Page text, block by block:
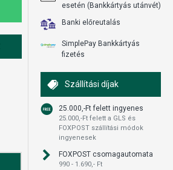
esetén (Bankkártyás utánvét)
Banki előreutalás
SimplePay Bankkártyás
fizetés
Szállítási díjak
25.000,-Ft felett ingyenes
25.000,-Ft felett a GLS és
FOXPOST szállítási módok
ingyenesek
FOXPOST csomagautomata
990 - 1.690,- Ft